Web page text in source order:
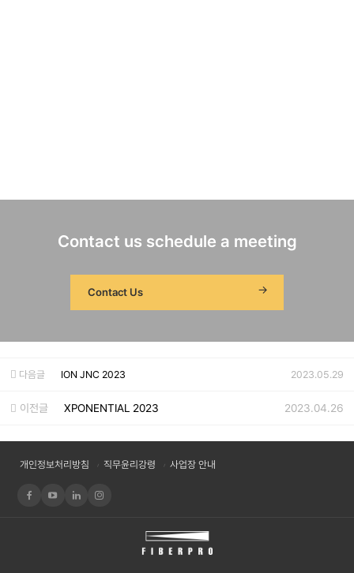
Contact us schedule a meeting
Contact Us
다음글 ION JNC 2023 2023.05.29
이전글 XPONENTIAL 2023 2023.04.26
개인정보처리방침 직무윤리강령 사업장 안내